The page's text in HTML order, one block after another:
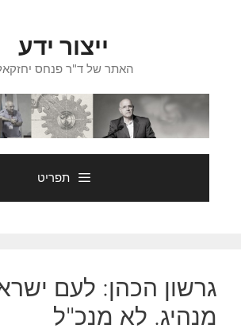
ייצור ידע
האתר של ד"ר פנחס
תפריט
גרשון הכהן: לעם
מנהיג. לא מנכ"ל